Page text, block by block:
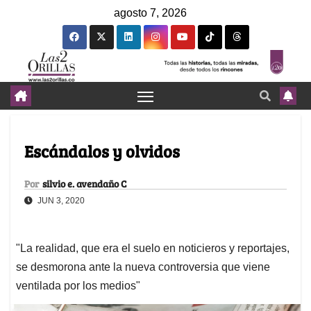
agosto 7, 2026
Escándalos y olvidos
Por silvio e. avendaño C
JUN 3, 2020
"La realidad, que era el suelo en noticieros y reportajes,
se desmorona ante la nueva controversia que viene
ventilada por los medios"